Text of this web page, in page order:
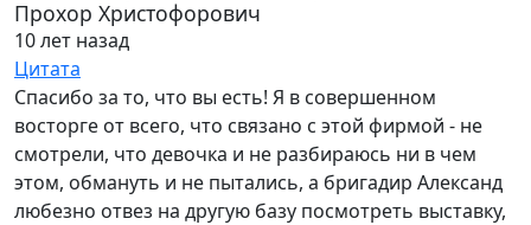
Прохор Христофорович
10 лет назад
Цитата
Спасибо за то, что вы есть! Я в совершенном
восторге от всего, что связано с этой фирмой - не
смотрели, что девочка и не разбираюсь ни в чем
этом, обмануть и не пытались, а бригадир Александ
любезно отвез на другую базу посмотреть выставку,